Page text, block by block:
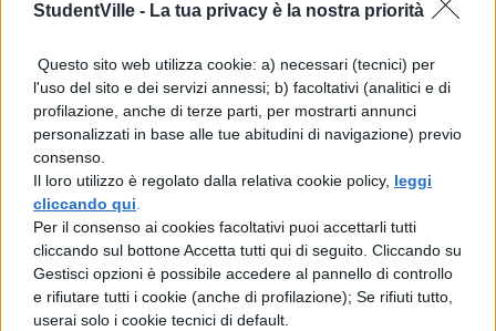
StudentVille - La tua privacy è la nostra priorità
Questo sito web utilizza cookie: a) necessari (tecnici) per
l'uso del sito e dei servizi annessi; b) facoltativi (analitici e di
profilazione, anche di terze parti, per mostrarti annunci
personalizzati in base alle tue abitudini di navigazione) previo
consenso.
Il loro utilizzo è regolato dalla relativa cookie policy, leggi
cliccando qui
Per il consenso ai cookies facoltativi puoi accettarli tutti
cliccando sul bottone Accetta tutti qui di seguito. Cliccando su
Gestisci opzioni è possibile accedere al pannello di controllo
e rifiutare tutti i cookie (anche di profilazione); Se rifiuti tutto,
userai solo i cookie tecnici di default.
ma io ho insistito per rimanere. 'Pensa a
cosa potresti fare altrove. Io invece resto e
spero che altri ragazzi facciano come me'.